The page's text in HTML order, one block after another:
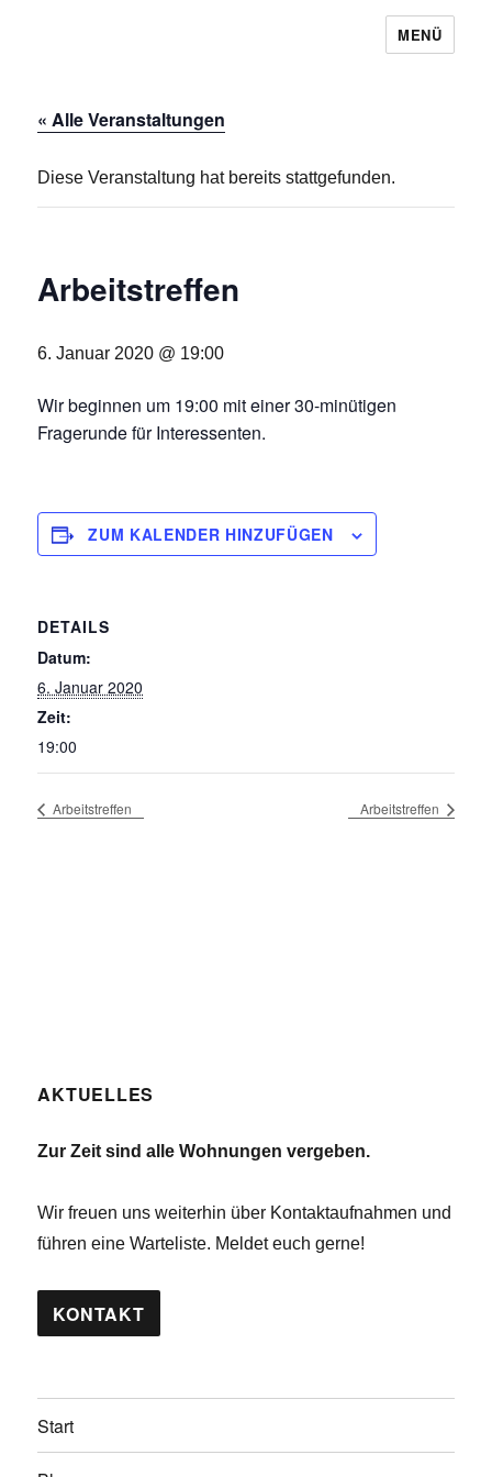
Baugemeinschaft LaubendorfMENÜ
« Alle Veranstaltungen
Diese Veranstaltung hat bereits stattgefunden.
Arbeitstreffen
6. Januar 2020 @ 19:00
Wir beginnen um 19:00 mit einer 30-minütigen
Fragerunde für Interessenten.
ZUM KALENDER HINZUFÜGEN
DETAILS
Datum:
6. Januar 2020
Zeit:
19:00
Arbeitstreffen Arbeitstreffen
AKTUELLES
Zur Zeit sind alle Wohnungen vergeben.
Wir freuen uns weiterhin über Kontaktaufnahmen und
führen eine Warteliste. Meldet euch gerne!
KONTAKT
Start